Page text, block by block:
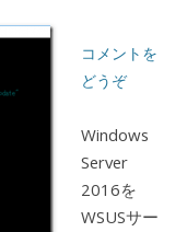
コメントを
どうぞ
Windows
Server
2016を
WSUSサー